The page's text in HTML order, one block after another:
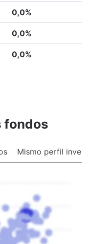
0,0%
0,0%
0,0%
fondos
Mismo perfil